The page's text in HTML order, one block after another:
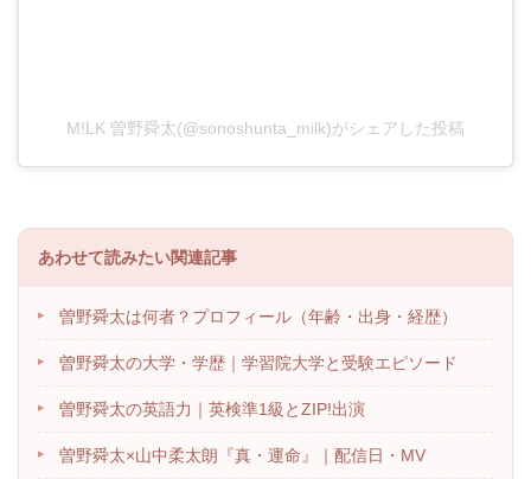
M!LK 曽野舜太(@sonoshunta_milk)がシェアした投稿
あわせて読みたい関連記事
▸ 曽野舜太は何者？プロフィール（年齢・出身・経歴）
▸ 曽野舜太の大学・学歴｜学習院大学と受験エピソード
▸ 曽野舜太の英語力｜英検準1級とZIP!出演
▸ 曽野舜太×山中柔太朗『真・運命』｜配信日・MV